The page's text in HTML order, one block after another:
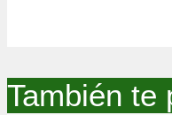
También te